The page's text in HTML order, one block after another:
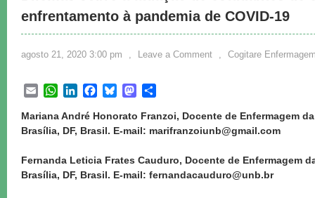
enfrentamento à pandemia de COVID-19
agosto 21, 2020 3:00 pm , Leave a Comment , Cogitare
EmailWhatsApp
LinkedInFacebook
BlueskyMastodon
Mariana André Honorato Franzoi, Docente de Enfermagem
Brasília, DF, Brasil. E-mail: marifranzoiunb@gmail.com
Fernanda Leticia Frates Cauduro, Docente de Enfermagem
Brasília, DF, Brasil. E-mail: fernandacauduro@unb.br